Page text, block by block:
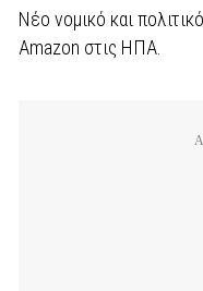
Νέο νομικό και
Amazon στις ΗΠΑ.